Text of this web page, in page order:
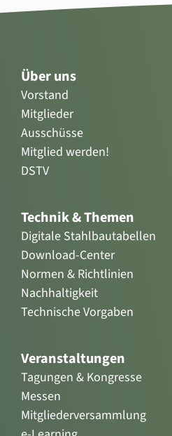
Über uns
Vorstand
Mitglieder
Ausschüsse
Mitglied werden!
DSTV
Technik & Themen
Digitale Stahlbautabellen
Download-Center
Normen & Richtlinien
Nachhaltigkeit
Technische Vorgaben
Veranstaltungen
Tagungen & Kongresse
Messen
Mitgliederversammlung